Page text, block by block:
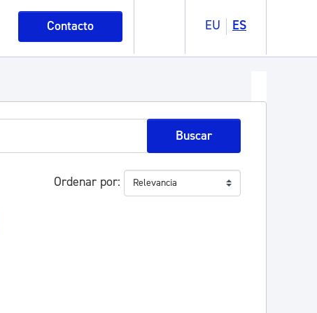
Contacto
EU ES
Buscar
Ordenar por